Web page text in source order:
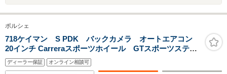
ポルシェ
718ケイマン S PDK バックカメラ オートエアコン
20インチ Carreraスポーツホイール GTスポーツステア
リング 電動可倒式ドアミラー フロアマット
ディーラー保証 オンライン相談可